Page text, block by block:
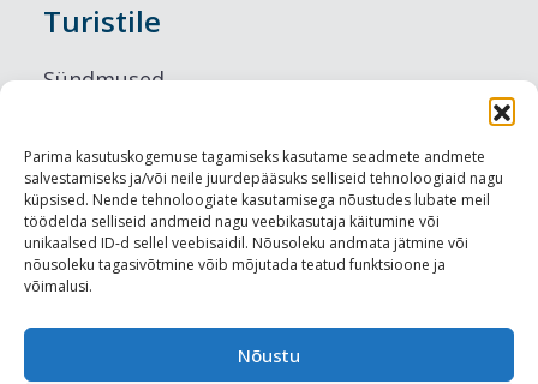
Parima kasutuskogemuse tagamiseks kasutame seadmete andmete
salvestamiseks ja/või neile juurdepääsuks selliseid tehnoloogiaid nagu
küpsised. Nende tehnoloogiate kasutamisega nõustudes lubate meil
töödelda selliseid andmeid nagu veebikasutaja käitumine või
unikaalsed ID-d sellel veebisaidil. Nõusoleku andmata jätmine või
nõusoleku tagasivõtmine võib mõjutada teatud funktsioone ja
võimalusi.
Nõustu
Turistile
Sündmused
Maitseelamused
Vaatamisväärsused
Visit Tallinn
Turismiprofessionaalile